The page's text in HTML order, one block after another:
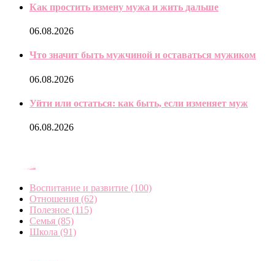
Как простить измену мужа и жить дальше
06.08.2026
Что значит быть мужчиной и оставаться мужиком
06.08.2026
Уйти или остаться: как быть, если изменяет муж
06.08.2026
Рубрики
Воспитание и развитие (100)
Отношения (62)
Полезное (115)
Семья (85)
Школа (91)